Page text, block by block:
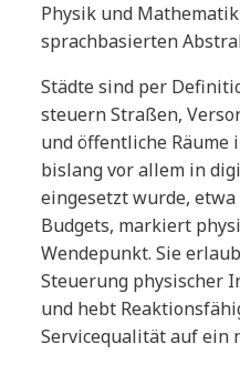
Physik und
sprachbasierten
Städte sind per
steuern Straßen,
und öffentliche Räume
bislang vor allem in
eingesetzt wurde,
Budgets, markiert
Wendepunkt. Sie
Steuerung physischer
und hebt
Servicequalität auf ein